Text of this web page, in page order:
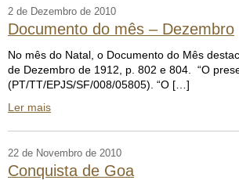
2 de Dezembro de 2010
Documento do mês – Dezembro
No mês do Natal, o Documento do Mês
de Dezembro de 1912, p. 802 e 804. “O
(PT/TT/EPJS/SF/008/05805). “O […]
Ler mais
22 de Novembro de 2010
Conquista de Goa